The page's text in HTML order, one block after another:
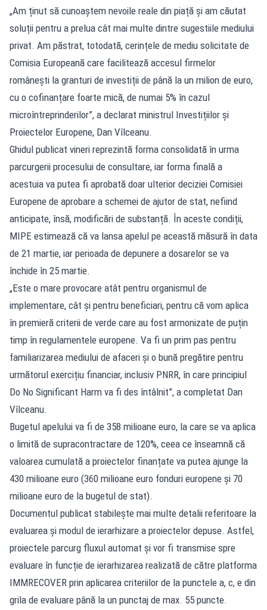
„Am ținut să cunoaștem nevoile reale din piață și am căutat
soluții pentru a prelua cât mai multe dintre sugestiile mediului
privat. Am păstrat, totodată, cerințele de mediu solicitate de
Comisia Europeană care facilitează accesul firmelor
românești la granturi de investiții de până la un milion de euro,
cu o cofinanțare foarte mică, de numai 5% în cazul
microîntreprinderilor”, a declarat ministrul Investițiilor și
Proiectelor Europene, Dan Vîlceanu.
Ghidul publicat vineri reprezintă forma consolidată în urma
parcurgerii procesului de consultare, iar forma finală a
acestuia va putea fi aprobată doar ulterior deciziei Comisiei
Europene de aprobare a schemei de ajutor de stat, nefiind
anticipate, însă, modificări de substanță. În aceste condiții,
MIPE estimează că va lansa apelul pe această măsură în data
de 21 martie, iar perioada de depunere a dosarelor se va
închide în 25 martie.
„Este o mare provocare atât pentru organismul de
implementare, cât și pentru beneficiari, pentru că vom aplica
în premieră criterii de verde care au fost armonizate de puțin
timp în regulamentele europene. Va fi un prim pas pentru
familiarizarea mediului de afaceri și o bună pregătire pentru
următorul exercițiu financiar, inclusiv PNRR, în care principiul
Do No Significant Harm va fi des întâlnit”, a completat Dan
Vîlceanu.
Bugetul apelului va fi de 358 milioane euro, la care se va aplica
o limită de supracontractare de 120%, ceea ce înseamnă că
valoarea cumulată a proiectelor finanțate va putea ajunge la
430 milioane euro (360 milioane euro fonduri europene și 70
milioane euro de la bugetul de stat).
Documentul publicat stabilește mai multe detalii referitoare la
evaluarea și modul de ierarhizare a proiectelor depuse. Astfel,
proiectele parcurg fluxul automat și vor fi transmise spre
evaluare în funcție de ierarhizarea realizată de către platforma
IMMRECOVER prin aplicarea criteriilor de la punctele a, c, e din
grila de evaluare până la un punctaj de max. 55 puncte.